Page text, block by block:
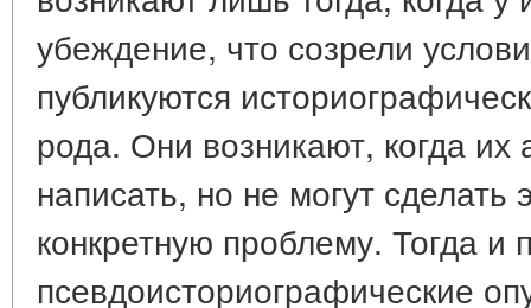
убеждение, что созрели
публикуются
рода. Они возникают, когда их
написать, но не могут сделать
конкретную проблему. Тогда и
псевдоисториографические